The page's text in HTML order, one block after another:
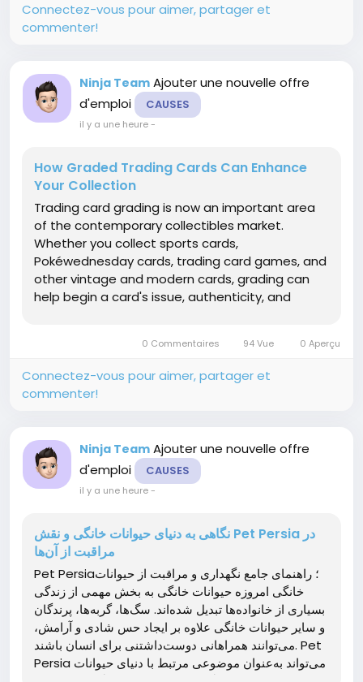
Connectez-vous pour aimer, partager et
commenter!
Ninja Team Ajouter une nouvelle offre
d'emploi
CAUSES
il y a une heure-
How Graded Trading Cards Can Enhance
Your Collection
Trading card grading is now an important area
of the contemporary collectibles market.
Whether you collect sports cards,
Pokéwednesday cards, trading card games, and
other vintage and modern cards, grading can
help begin a card's issue, authenticity, and
and given a precise rank...
0 Commentaires 94 Vue 0 Aperçu
Connectez-vous pour aimer, partager et
commenter!
Ninja Team Ajouter une nouvelle offre
d'emploi
CAUSES
il y a une heure-
نگاهی به دنیای حیوانات خانگی و نقش Pet Persia در
مراقبت از آن‌ها
Pet Persia؛ راهنمای جامع نگهداری و مراقبت از حیوانات
خانگی امروزه حیوانات خانگی به بخش مهمی از زندگی
بسیاری از خانواده‌ها تبدیل شده‌اند. سگ‌ها، گربه‌ها، پرندگان
و سایر حیوانات خانگی علاوه بر ایجاد حس شادی و آرامش،
می‌توانند همراهانی دوست‌داشتنی برای انسان باشند. Pet
Persia می‌تواند به‌عنوان موضوعی مرتبط با دنیای حیوانات